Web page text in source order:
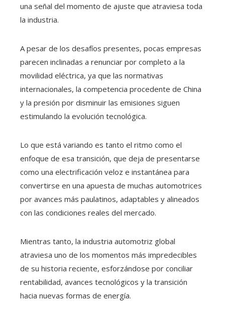
una señal del momento de ajuste que atraviesa toda
la industria.
A pesar de los desafíos presentes, pocas empresas
parecen inclinadas a renunciar por completo a la
movilidad eléctrica, ya que las normativas
internacionales, la competencia procedente de China
y la presión por disminuir las emisiones siguen
estimulando la evolución tecnológica.
Lo que está variando es tanto el ritmo como el
enfoque de esa transición, que deja de presentarse
como una electrificación veloz e instantánea para
convertirse en una apuesta de muchas automotrices
por avances más paulatinos, adaptables y alineados
con las condiciones reales del mercado.
Mientras tanto, la industria automotriz global
atraviesa uno de los momentos más impredecibles
de su historia reciente, esforzándose por conciliar
rentabilidad, avances tecnológicos y la transición
hacia nuevas formas de energía.